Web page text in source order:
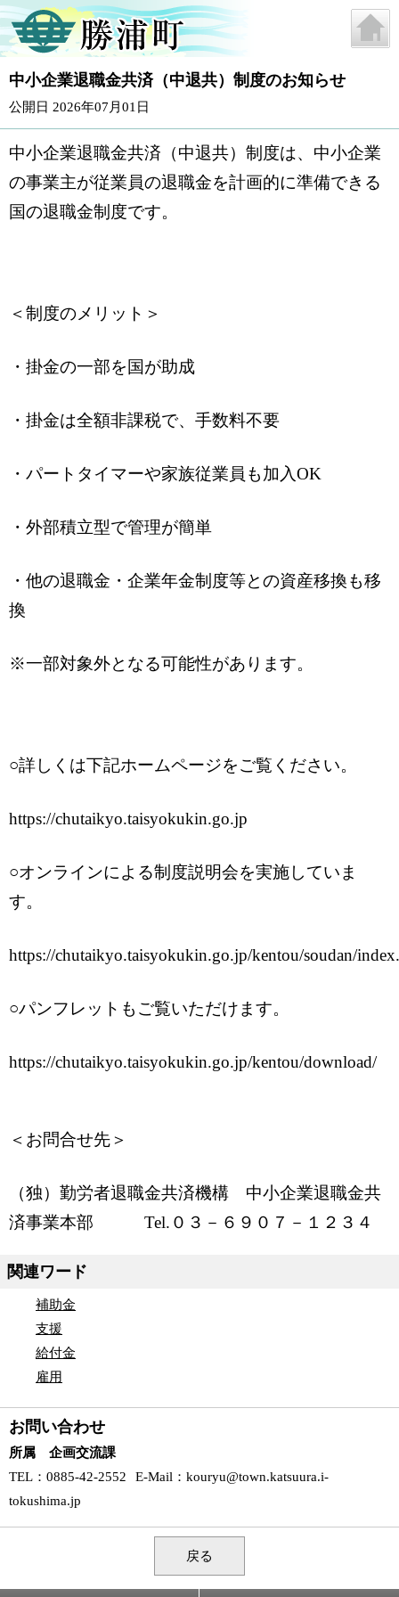
中小企業退職金共済（中退共）制度のお知らせ
公開日 2026年07月01日
中小企業退職金共済（中退共）制度は、中小企業
の事業主が従業員の退職金を計画的に準備できる
国の退職金制度です。
＜制度のメリット＞
・掛金の一部を国が助成
・掛金は全額非課税で、手数料不要
・パートタイマーや家族従業員も加入OK
・外部積立型で管理が簡単
・他の退職金・企業年金制度等との資産移換も移
換
※一部対象外となる可能性があります。
○詳しくは下記ホームページをご覧ください。
https://chutaikyo.taisyokukin.go.jp
○オンラインによる制度説明会を実施していま
す。
https://chutaikyo.taisyokukin.go.jp/kentou/soudan/
○パンフレットもご覧いただけます。
https://chutaikyo.taisyokukin.go.jp/kentou/download/
＜お問合せ先＞
（独）勤労者退職金共済機構 中小企業退職金共
済事業本部 Tel.０３－６９０７－１２３４
関連ワード
補助金
支援
給付金
雇用
お問い合わせ
所属 企画交流課
TEL ：0885-42-2552 E-Mail ： kouryu@town.katsuura.i-
tokushima.jp
戻る